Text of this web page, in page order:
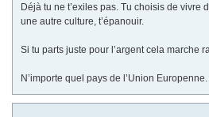
Déjà tu ne t’exiles pas. Tu choisis de vivre
une autre culture, t’épanouir.
Si tu parts juste pour l’argent cela marche
N’importe quel pays de l’Union Europenne.